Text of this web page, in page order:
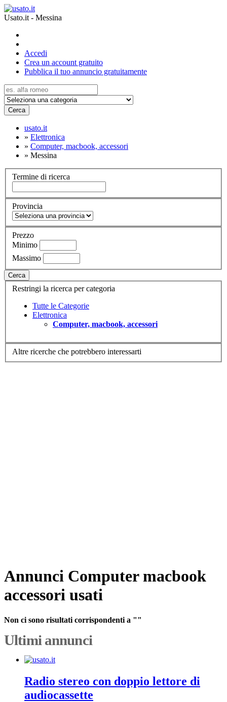
Usato.it - Messina
Accedi
Crea un account gratuito
Pubblica il tuo annuncio gratuitamente
Cerca
usato.it
» Elettronica
» Computer, macbook, accessori
» Messina
Termine di ricerca
Provincia
Prezzo
Minimo
Massimo
Cerca
Restringi la ricerca per categoria
Tutte le Categorie
Elettronica
Computer, macbook, accessori
Altre ricerche che potrebbero interessarti
Annunci Computer macbook
accessori usati
Non ci sono risultati corrispondenti a ""
Ultimi annunci
Radio stereo con doppio lettore di
audiocassette